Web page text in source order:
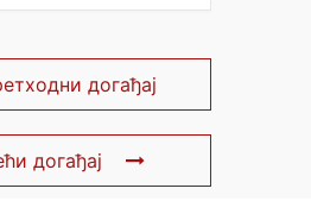
догађај
догађај